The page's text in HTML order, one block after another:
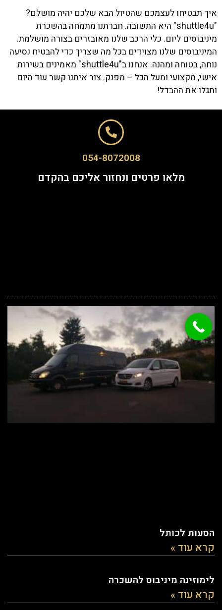
איך תבטיחו לעצמכם שהטיול הבא שלכם יהיה מושלם?
"shuttle4u" היא התשובה. חברתנו מתמחה בהשכרת
מיניבוסים ליום. כלי הרכב שלנו מאובזרים בצורה מושלמת.
המיניבוסים שלנו מצוידים בכל מה שצריך כדי להבטיח נסיעה
נוחה, בטוחה ומהנה. אנחנו ב"shuttle4u" מאמינים בשירות
אישי, מקצועי ומעל הכל – מפנק. צור איתנו קשר עוד היום
ותגלו את ההבדל!
054-8072008
מלאו פרטים ונחזור אליכם בהקדם
הסעות לכותל
קרא עוד »
לימוזינה מיניבוס להשכרה
קרא עוד »